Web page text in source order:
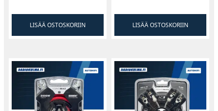
LISÄÄ OSTOSKORIIN LISÄÄ OSTOSKORIIN